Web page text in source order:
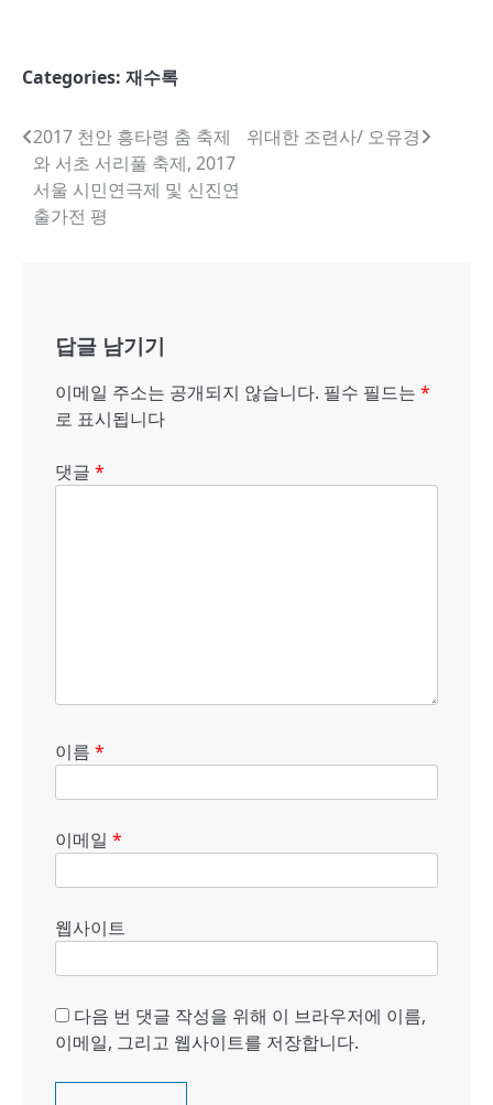
Categories: 재수록
글
내
비
2017 천안 흥타령 춤 축제
와 서초 서리풀 축제, 2017
서울 시민연극제 및 신진연
출가전 평
위대한 조련사/ 오유경
답글 남기기
이메일 주소는 공개되지 않습니다. 필수 필드는 *
로 표시됩니다
댓글 *
이름 *
이메일 *
웹사이트
다음 번 댓글 작성을 위해 이 브라우저에 이름,
이메일, 그리고 웹사이트를 저장합니다.